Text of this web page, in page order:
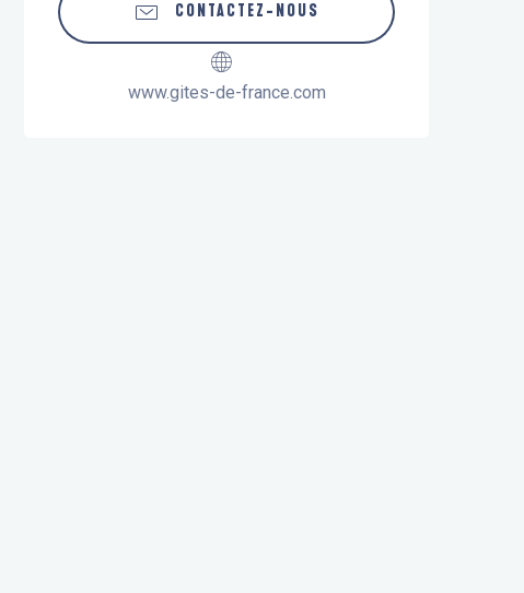
CONTACTEZ-NOUS
www.gites-de-france.com